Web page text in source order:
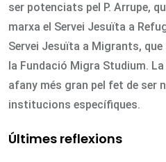
ser potenciats pel P. Arrupe,
marxa el Servei Jesuïta a
Servei Jesuïta a Migrants,
la Fundació Migra Studium.
afany més gran pel fet de ser
institucions específiques.
Últimes reflexions